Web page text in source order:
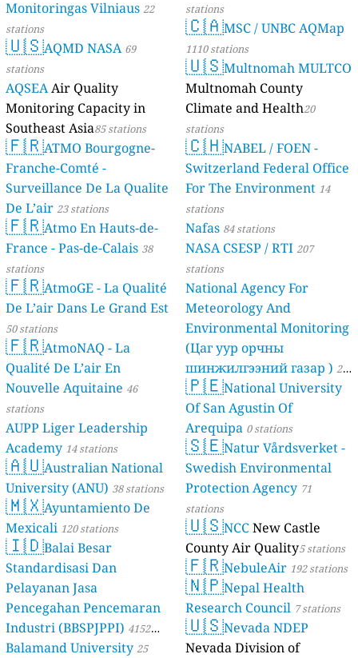
Monitoringas Vilniaus 22
stations
🇺🇸AQMD NASA 69
stations
AQSEAAir Quality
Monitoring Capacity in
Southeast Asia85 stations
🇫🇷ATMO Bourgogne-
Franche-Comté -
Surveillance De La Qualite
De L’air 23 stations
🇫🇷Atmo En Hauts-de-
France - Pas-de-Calais 38
stations
🇫🇷AtmoGE - La Qualité
De L’air Dans Le Grand Est
50 stations
🇫🇷AtmoNAQ - La
Qualité De L’air En
Nouvelle Aquitaine 46
stations
AUPP Liger Leadership
Academy 14 stations
🇦🇺Australian National
University (ANU) 38 stations
🇲🇽Ayuntamiento De
Mexicali 120 stations
🇮🇩Balai Besar
Standardisasi Dan
Pelayanan Jasa
Pencegahan Pencemaran
Industri (BBSPJPPI) 4152
stations
Balamand University25
stations
🇨🇦MSC / UNBC AQMap
1110 stations
🇺🇸Multnomah MULTCO
Multnomah County
Climate and Health20
stations
🇨🇭NABEL / FOEN -
Switzerland Federal Office
For The Environment 14
stations
Nafas 84 stations
NASA CSESP / RTI 207
stations
National Agency For
Meteorology And
Environmental Monitoring
(Цаг уур орчны
шинжилгээний газар ) 21
stations
🇵🇪National University
Of San Agustin Of
Arequipa 0 stations
🇸🇪Natur Vårdsverket -
Swedish Environmental
Protection Agency 71
stations
🇺🇸NCCNew Castle
County Air Quality5 stations
🇫🇷NebuleAir 192 stations
🇳🇵Nepal Health
Research Council 7 stations
🇺🇸Nevada NDEP
Nevada Division of